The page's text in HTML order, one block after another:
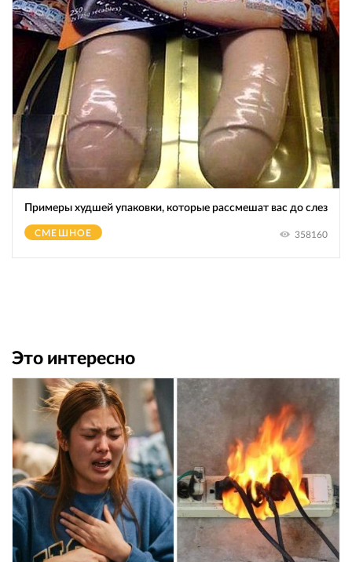
Примеры худшей упаковки, которые рассмешат вас до слез
СМЕШНОЕ 358160
Это интересно